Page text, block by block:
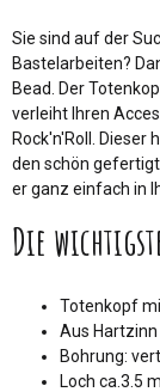
Sie sind auf der
Bastelarbeiten?
Bead. Der
verleiht Ihren
Rock'n'Roll.
den schön
er ganz einfach in
Die
Totenkopf
Aus
Bohrung:
Loch ca.3.5